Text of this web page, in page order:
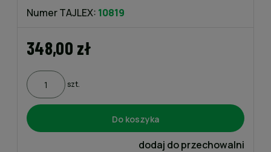
Numer TAJLEX: 10819
348,00 zł
szt.
Do koszyka
dodaj do przechowalni